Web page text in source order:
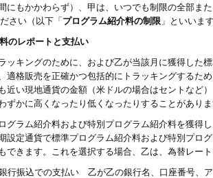
にもかかわらず）、甲は、いつでも制限の全部
さい（以下「プログラム紹介料の制限 」といいま
のレポートと支払い
ッキングのために、および乙が当該月に獲得した
適格販売を正確かつ包括的にトラッキングするた
近い現地通貨の金額（米ドルの場合はセントなど
ずかに高くなったり低くなったりすることがあり
グラム紹介料および特別プログラム紹介料を獲得
設定通貨で標準プログラム紹介料および特別プロ
できます。これを選択する場合、乙は、為替レー
行振込での支払い 乙が乙の銀行名、口座番号、